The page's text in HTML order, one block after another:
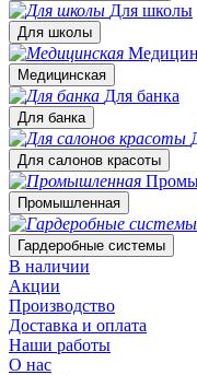
Для школы
Для школы
Медицинская
Для банка
Для банка
Для салонов красоты
Промышленная
Гардеробные системы
В наличии
Акции
Производство
Доставка и оплата
Наши работы
О нас